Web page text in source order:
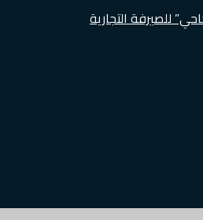
للصيرفة التجارية